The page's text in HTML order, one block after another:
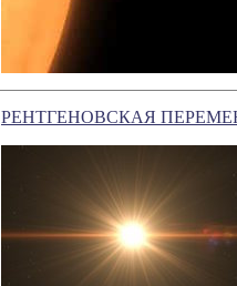
РЕНТГЕНОВСКАЯ